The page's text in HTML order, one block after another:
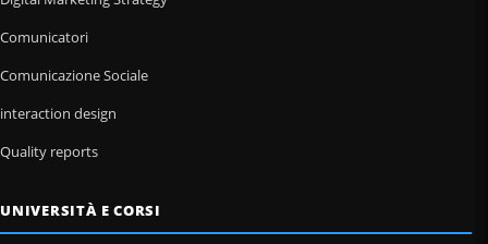
Comunicatori
Comunicazione Sociale
interaction design
Quality reports
UNIVERSITÀ E CORSI